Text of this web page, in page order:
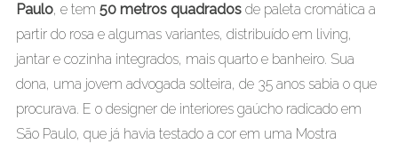
Paulo, e tem 50 metros quadradosde paleta cromática a
partir do rosa e algumas variantes, distribuído em living,
jantar e cozinha integrados, mais quarto e banheiro. Sua
dona, uma jovem advogada solteira, de 35 anos sabia o que
procurava. E o designer de interiores gaúcho radicado em
São Paulo, que já havia testado a cor em uma Mostra